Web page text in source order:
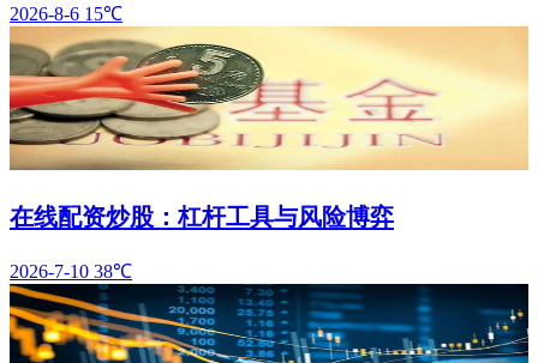
2026-8-6 15℃
在线配资炒股：杠杆工具与风险博弈
2026-7-10 38℃